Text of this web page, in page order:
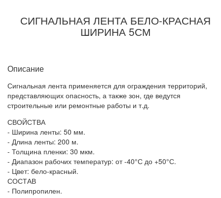
СИГНАЛЬНАЯ ЛЕНТА БЕЛО-КРАСНАЯ
ШИРИНА 5СМ
Описание
Сигнальная лента применяется для ограждения территорий,
представляющих опасность, а также зон, где ведутся
строительные или ремонтные работы и т.д.
СВОЙСТВА
- Ширина ленты: 50 мм.
- Длина ленты: 200 м.
- Толщина пленки: 30 мкм.
- Диапазон рабочих температур: от -40°С до +50°С.
- Цвет: бело-красный.
СОСТАВ
- Полипропилен.